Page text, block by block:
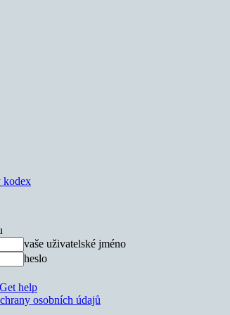
kodex
vaše uživatelské jméno
heslo
help
osobních údajů